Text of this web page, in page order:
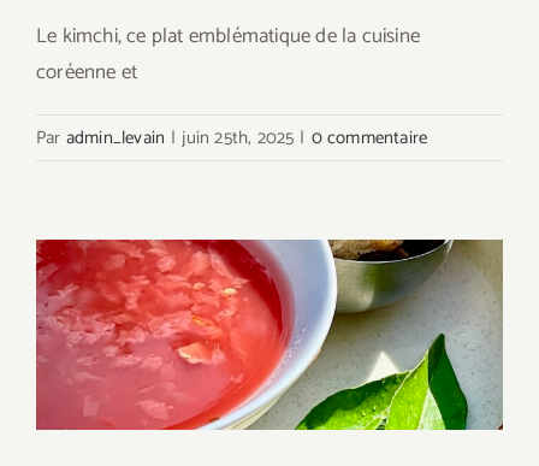
Le kimchi, ce plat emblématique de la cuisine
coréenne et
Par admin_levain | juin 25th, 2025 | 0 commentaire
Le Gaspacho fermenté au Levain
Mylevain : source de fraicheur
nutritionnelle pour l’Été !